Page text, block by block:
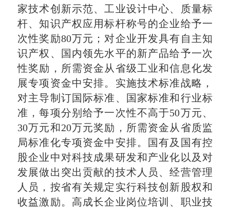
家技术创新示范、工业设计中心、质量标
杆、知识产权应用标杆称号的企业给予一
次性奖励80万元；对企业开发具有自主知
识产权、国内领先水平的新产品给予一次
性奖励，所需资金从省级工业和信息化发
展专项资金中安排。实施技术标准战略，
对主导制订国际标准、国家标准和行业标
准，每项分别给予一次性不高于50万元、
30万元和20万元奖励，所需资金从省质监
局标准化专项资金中安排。国有及国有控
股企业中对科技成果研发和产业化以及对
发展做出突出贡献的技术人员、经营管理
人员，按省有关规定实行科技创新股权和
收益激励。高成长企业岗位培训、职业技